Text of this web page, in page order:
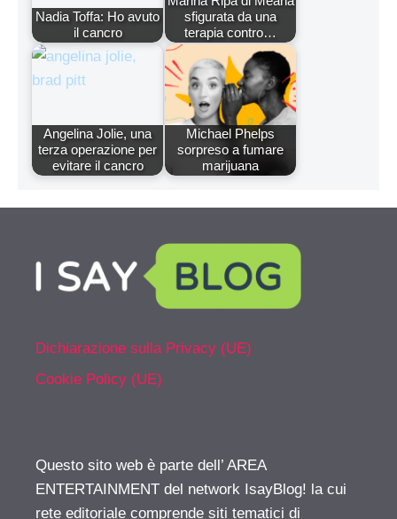
Nadia Toffa: Ho avuto
il cancro
sfigurata da una
terapia contro…
Angelina Jolie, una
terza operazione per
evitare il cancro
Michael Phelps
sorpreso a fumare
marijuana
Dichiarazione sulla Privacy (UE)
Cookie Policy (UE)
Questo sito web è parte dell’ AREA
ENTERTAINMENT del network IsayBlog! la cui
rete editoriale comprende siti tematici di